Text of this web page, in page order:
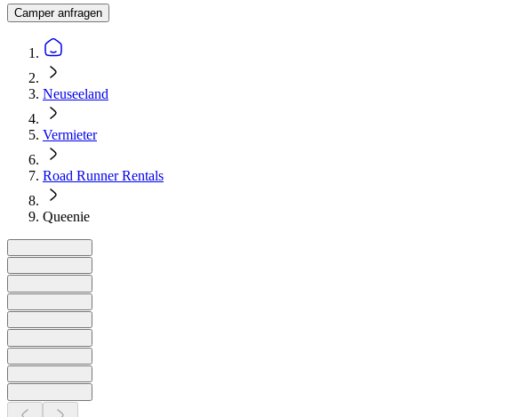
Camper anfragen
Neuseeland
Vermieter
Road Runner Rentals
Queenie